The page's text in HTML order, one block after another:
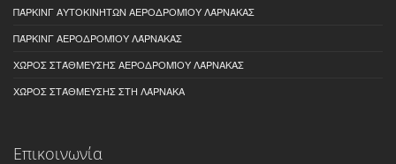
ΠΆΡΚΙΝΓ ΑΥΤΟΚΙΝΉΤΩΝ ΑΕΡΟΔΡΟΜΊΟΥ ΛΆΡΝΑΚΑΣ
ΠΆΡΚΙΝΓ ΑΕΡΟΔΡΟΜΊΟΥ ΛΆΡΝΑΚΑΣ
ΧΏΡΟΣ ΣΤΆΘΜΕΥΣΗΣ ΑΕΡΟΔΡΟΜΊΟΥ ΛΆΡΝΑΚΑΣ
ΧΏΡΟΣ ΣΤΆΘΜΕΥΣΗΣ ΣΤΗ ΛΆΡΝΑΚΑ
Επικοινωνία